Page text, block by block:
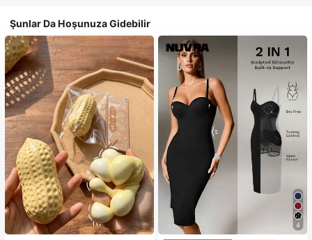
Şunlar Da Hoşunuza Gidebilir
4